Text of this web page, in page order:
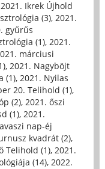
2021. Ikrek Újhold
(3), 2021.
gyűrűs
(1), 2021.
márciusi
, 2021. Nagyböjt
(1), 2021. Nyilas
20. Telihold (1),
(2), 2021. őszi
(1), 2021.
nap-éj
kvadrát (2),
Telihold (1), 2021.
(14), 2022.